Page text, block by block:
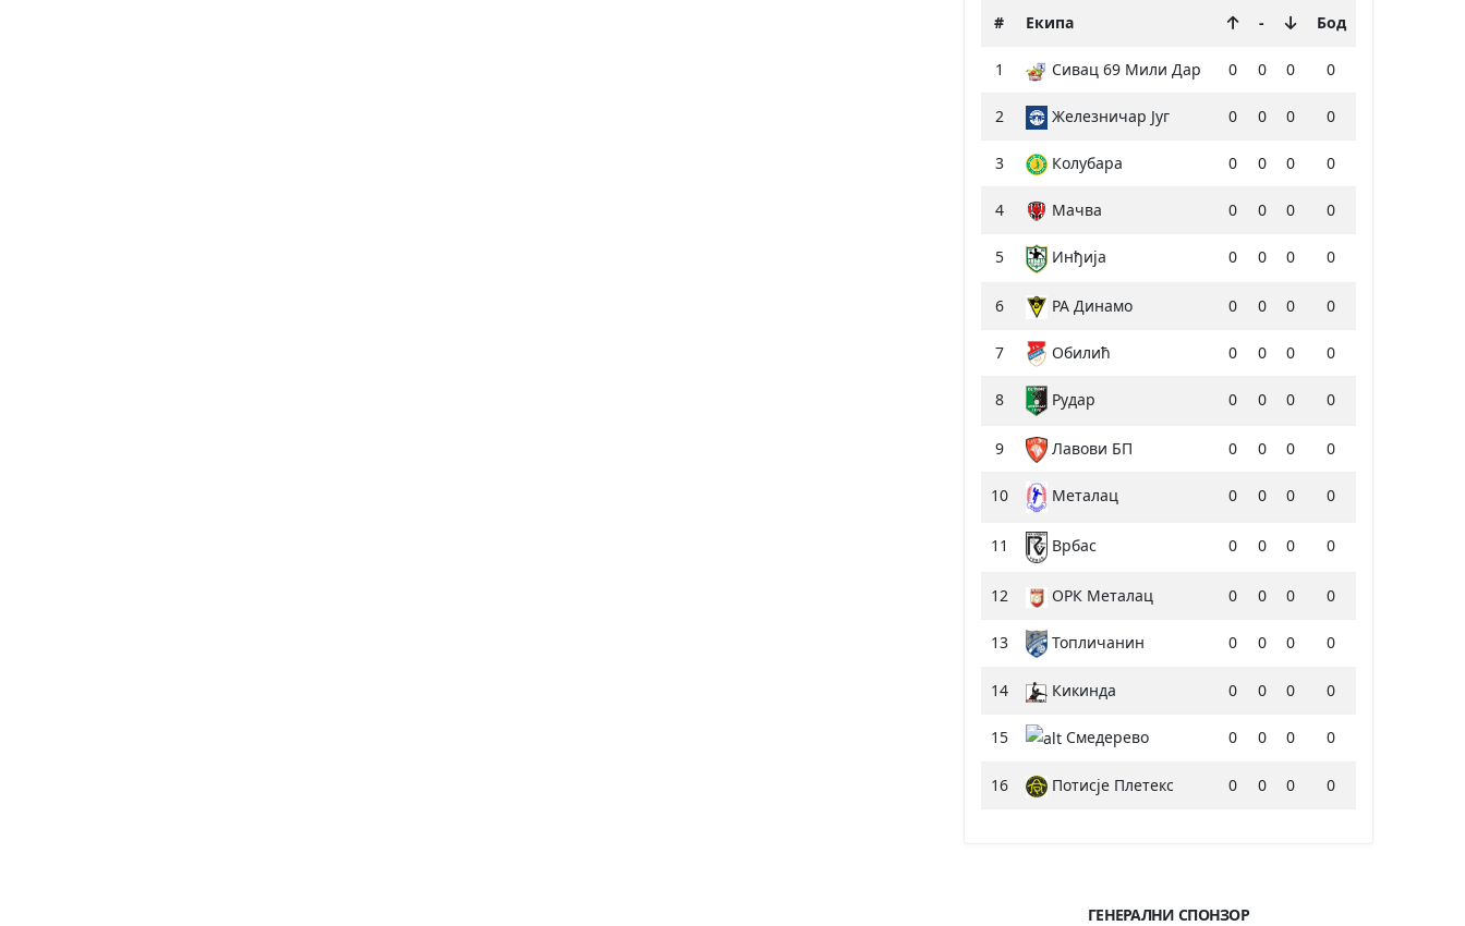
# Екипа - Бод
1 Сивац 69 Мили Дар 0 0 0 0
2 Железничар Југ 0 0 0 0
3 Колубара 0 0 0 0
4 Мачва 0 0 0 0
5 Инђија 0 0 0 0
6 РА Динамо 0 0 0 0
7 Обилић 0 0 0 0
8 Рудар 0 0 0 0
9 Лавови БП 0 0 0 0
10 Металац 0 0 0 0
11 Врбас 0 0 0 0
12 ОРК Металац 0 0 0 0
13 Топличанин 0 0 0 0
14 Кикинда 0 0 0 0
15 Смедерево 0 0 0 0
16 Потисје Плетекс 0 0 0 0
ГЕНЕРАЛНИ СПОНЗОР